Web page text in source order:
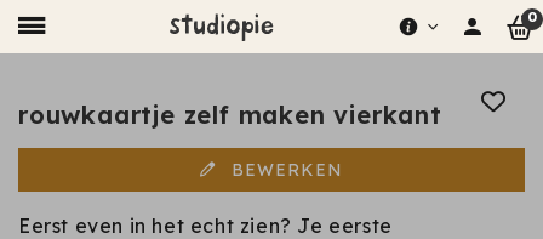
0
rouwkaartje zelf maken vierkant
BEWERKEN
Eerst even in het echt zien? Je eerste